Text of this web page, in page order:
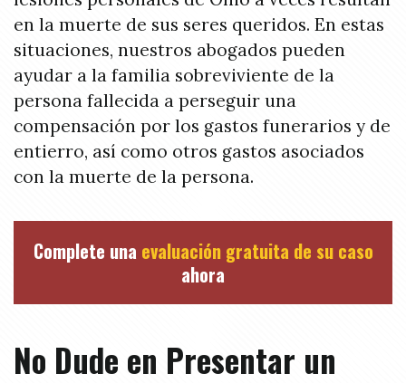
en la muerte de sus seres queridos. En estas
situaciones, nuestros abogados pueden
ayudar a la familia sobreviviente de la
persona fallecida a perseguir una
compensación por los gastos funerarios y de
entierro, así como otros gastos asociados
con la muerte de la persona.
Complete una evaluación gratuita de su caso
ahora
No Dude en Presentar un